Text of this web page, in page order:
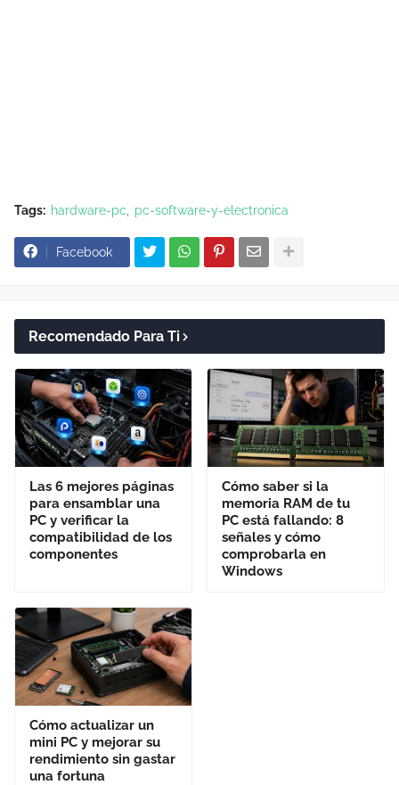
Tags: hardware-pc pc-software-y-electronica
Facebook
Recomendado Para Ti
Las 6 mejores páginas
para ensamblar una
PC y verificar la
compatibilidad de los
componentes
Cómo saber si la
memoria RAM de tu
PC está fallando: 8
señales y cómo
comprobarla en
Windows
Cómo actualizar un
mini PC y mejorar su
rendimiento sin gastar
una fortuna